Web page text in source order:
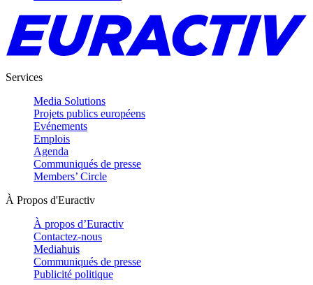
Services
Media Solutions
Projets publics européens
Evénements
Emplois
Agenda
Communiqués de presse
Members’ Circle
À Propos d'Euractiv
À propos d’Euractiv
Contactez-nous
Mediahuis
Communiqués de presse
Publicité politique